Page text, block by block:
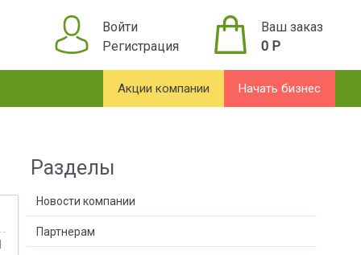
Ваш заказ
0 Р
Войти
Регистрация
Начать бизнес
Акции компании
Разделы
Новости компании
Партнерам